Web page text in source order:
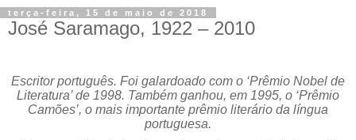
terça-feira, 15 de maio de 2018
José Saramago, 1922 – 2010
Escritor português. Foi galardoado com o ‘Prêmio Nobel de
Literatura’ de 1998. Também ganhou, em 1995, o ‘Prêmio
Camões’, o mais importante prêmio literário da língua
portuguesa.